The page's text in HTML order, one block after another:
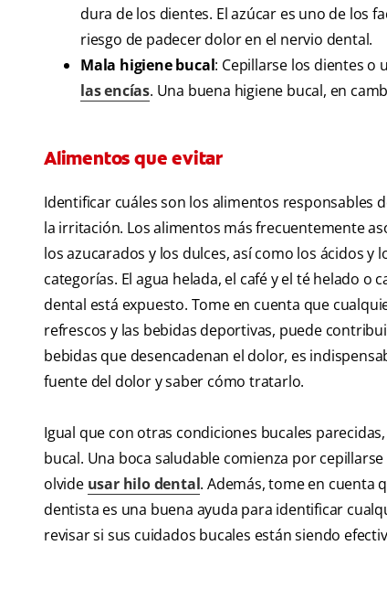
dura de los dientes. El azúcar es uno de los
riesgo de padecer dolor en el nervio dental.
Mala higiene bucal: Cepillarse los dientes
las encías. Una buena higiene bucal, en
Alimentos que evitar
Identificar cuáles son los alimentos responsables
la irritación. Los alimentos más frecuentemente
los azucarados y los dulces, así como los ácidos
categorías. El agua helada, el café y el té helado
dental está expuesto. Tome en cuenta que
refrescos y las bebidas deportivas, puede
bebidas que desencadenan el dolor, es
fuente del dolor y saber cómo tratarlo.
Igual que con otras condiciones bucales
bucal. Una boca saludable comienza por
olvide usar hilo dental. Además, tome en cuenta
dentista es una buena ayuda para identificar
revisar si sus cuidados bucales están siendo